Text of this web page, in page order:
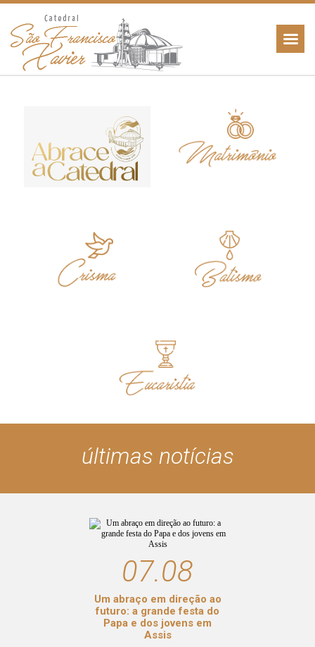
últimas notícias
07.08
Um abraço em direção ao
futuro: a grande festa do
Papa e dos jovens em
Assis